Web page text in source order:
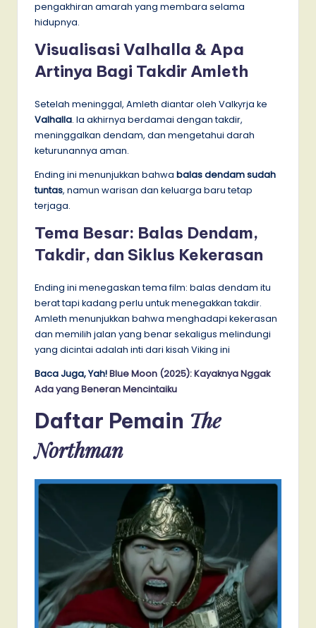
pengakhiran amarah yang membara selama
hidupnya.
Visualisasi Valhalla & Apa
Artinya Bagi Takdir Amleth
Setelah meninggal, Amleth diantar oleh Valkyrja ke
Valhalla. Ia akhirnya berdamai dengan takdir,
meninggalkan dendam, dan mengetahui darah
keturunannya aman.
Ending ini menunjukkan bahwa balas dendam sudah
tuntas, namun warisan dan keluarga baru tetap
terjaga.
Tema Besar: Balas Dendam,
Takdir, dan Siklus Kekerasan
Ending ini menegaskan tema film: balas dendam itu
berat tapi kadang perlu untuk menegakkan takdir.
Amleth menunjukkan bahwa menghadapi kekerasan
dan memilih jalan yang benar sekaligus melindungi
yang dicintai adalah inti dari kisah Viking ini
Baca Juga, Yah!Blue Moon (2025): Kayaknya Nggak
Ada yang Beneran Mencintaiku
Daftar Pemain The
Northman